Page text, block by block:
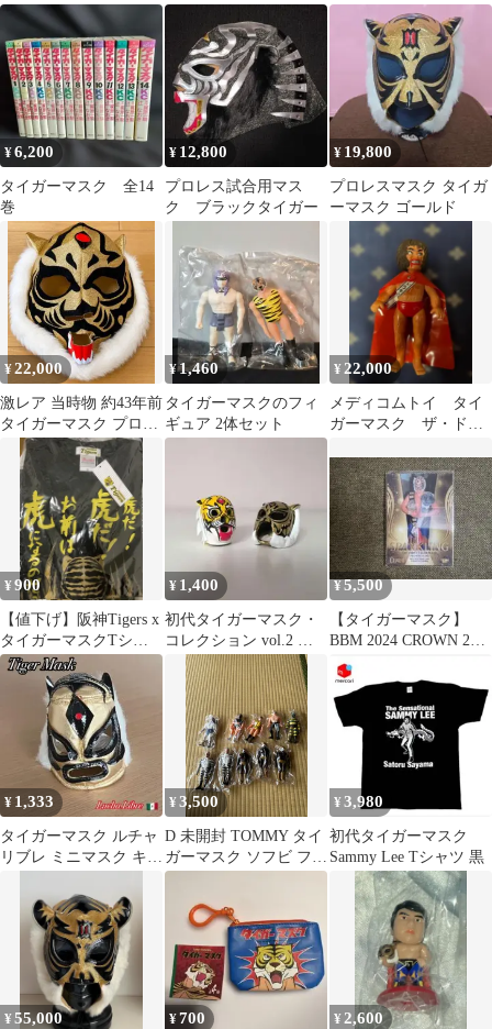
当時物 ソフビ 中嶋
ガーマスク 全巻セッ
ト 全11巻
レクション ロープ片
方欠損
¥6,200
タイガーマスク 全14
巻
¥ 12,800
プロレス試合用マス
ク ブラックタイガー
¥ 19,800
プロレスマスク タイガ
ーマスク ゴールド
¥22,000
激レア 当時物 約43年前
タイガーマスク プロレ
スマスク 佐山サトル 初
¥1,460
タイガーマスクのフィ
ギュア 2体セット
¥ 22,000
メディコムトイ タイ
ガーマスク ザ・ドラ
¥900
【値下げ】阪神Tigers x
タイガーマスクTシャ
ツ Sサイズ 黒x黄 未
¥ 1,400
初代タイガーマスク・
コレクション vol.2 フ
ィギュア 2種セット
¥5,500
【タイガーマスク】
BBM 2024 CROWN 25
枚限定
¥ 1,333
タイガーマスク ルチャ
リブレ ミニマスク キー
プロレス
¥3,500
D 未開封 TOMMY タイ
ガーマスク ソフビ フィ
ギュア 10体
¥ 3,980
初代タイガーマスク
Sammy Lee Tシャツ 黒
¥55,000 ¥700 ¥2,600